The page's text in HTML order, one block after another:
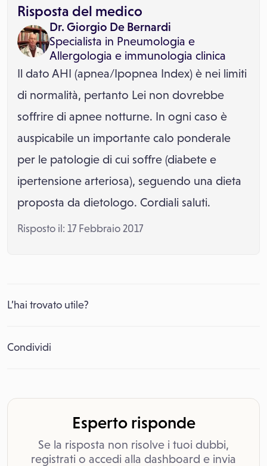
Risposta del medico
Dr. Giorgio De Bernardi
Specialista in Pneumologia e
Allergologia e immunologia clinica
Il dato AHI (apnea/Ipopnea Index) è nei limiti
di normalità, pertanto Lei non dovrebbe
soffrire di apnee notturne. In ogni caso è
auspicabile un importante calo ponderale
per le patologie di cui soffre (diabete e
ipertensione arteriosa), seguendo una dieta
proposta da dietologo. Cordiali saluti.
Risposto il: 17 Febbraio 2017
L’hai trovato utile?
Condividi
Esperto risponde
Se la risposta non risolve i tuoi dubbi,
registrati o accedi alla dashboard e invia